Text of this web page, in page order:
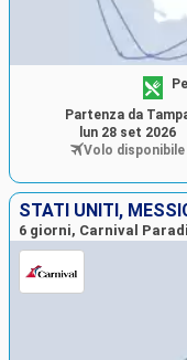
Partenza da
lun 28 set 2026
Volo disponibile
STATI UNITI,
6 giorni, Carnival